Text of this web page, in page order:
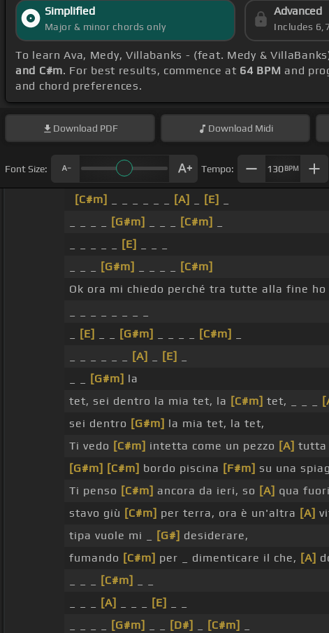
Simplified
Major & minor chords only
Advanced
Includes
To learn Ava, Medy, Villabanks - (feat. Medy &
and C#m. For best results, commence at 64 BPM and
and chord preferences.
Download PDF Download Midi
Font Size: Tempo: 130BPM
[C#m] [A] [E]
[G#m] [C#m]
[E]
[G#m]
[C#m]
Ok ora mi chiedo perché tra tutte alla fine
[E] [G#m] [C#m]
[A] [E]
[G#m] la
tet, sei dentro la mia tet, la [C#m] tet, _ _ _
sei dentro [G#m] la mia tet, la tet,
Ti vedo [C#m] intetta come un pezzo [A] tutta
[G#m] [C#m] bordo piscina [F#m] su una
Ti penso [C#m] ancora da ieri, so [A] qua
stavo giù [C#m] per terra, ora è un'altra [A]
tipa vuole mi _
[G#] desiderare,
fumando [C#m] per _ dimenticare il che, [A]
[C#m]
[A] [E]
[G#m] [D#] [C#m]